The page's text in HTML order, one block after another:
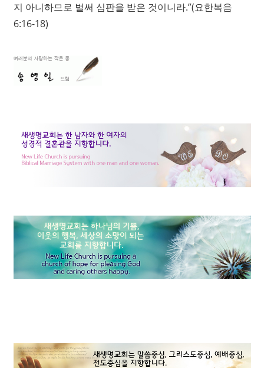
지 아니하므로 벌써 심판을 받은 것이니라.”(요한복음
6:16-18)
믿음, 소망, 사랑